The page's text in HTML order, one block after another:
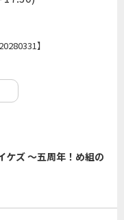
】
ケズ ～五周年！め組の